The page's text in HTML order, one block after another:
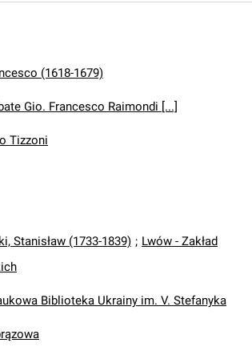
(1618-1679)
Gio. Francesco Raimondi [...]
Tizzoni
Stanisław (1733-1839) ; Lwów - Zakład
Biblioteka Ukrainy im. V. Stefanyka